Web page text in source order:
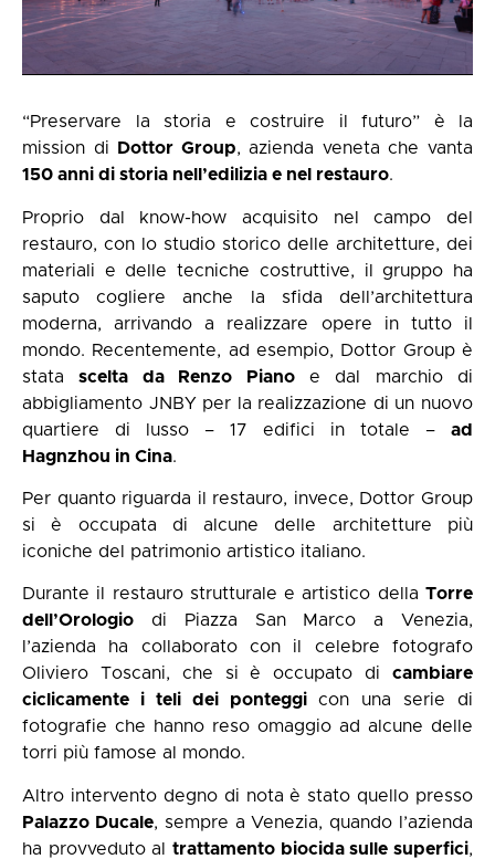
“Preservare la storia e costruire il futuro” è la
mission di
Dottor Group, azienda veneta che vanta
150 anni di storia nell’edilizia e nel restauro.
Proprio dal know-how acquisito nel campo del
restauro, con lo studio storico delle architetture, dei
materiali e delle tecniche costruttive, il gruppo ha
saputo cogliere anche la sfida dell’architettura
moderna, arrivando a realizzare opere in tutto il
mondo. Recentemente, ad esempio, Dottor Group è
statascelta da Renzo Pianoe dal marchio di
abbigliamento JNBY per la realizzazione di un nuovo
quartiere di lusso – 17 edifici in totale – ad
Hagnzhou in Cina.
Per quanto riguarda il restauro, invece, Dottor Group
si è occupata di alcune delle architetture più
iconiche del patrimonio artistico italiano.
Durante il restauro strutturale e artistico della Torre
dell’Orologio di Piazza San Marco a Venezia,
l’azienda ha collaborato con il celebre fotografo
Oliviero Toscani, che si è occupato di cambiare
ciclicamente i teli dei ponteggicon una serie di
fotografie che hanno reso omaggio ad alcune delle
torri più famose al mondo.
Altro intervento degno di nota è stato quello presso
Palazzo Ducale, sempre a Venezia, quando l’azienda
ha provveduto al trattamento biocida sulle superfici,